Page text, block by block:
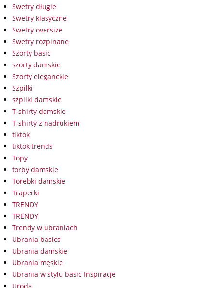
Swetry długie
Swetry klasyczne
Swetry oversize
Swetry rozpinane
Szorty basic
szorty damskie
Szorty eleganckie
Szpilki
szpilki damskie
T-shirty damskie
T-shirty z nadrukiem
tiktok
tiktok trends
Topy
torby damskie
Torebki damskie
Traperki
TRENDY
TRENDY
Trendy w ubraniach
Ubrania basics
Ubrania damskie
Ubrania męskie
Ubrania w stylu basic Inspiracje
Uroda